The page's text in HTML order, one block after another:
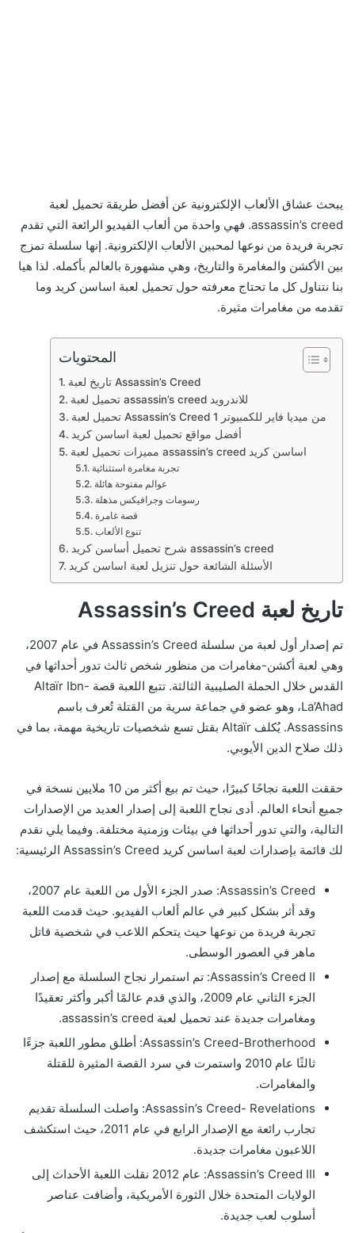
يبحث عشاق الألعاب الإلكترونية عن أفضل طريقة تحميل لعبة
assassin’s creed. فهي واحدة من ألعاب الفيديو الرائعة التي تقدم
تجربة فريدة من نوعها لمحبين الألعاب الإلكترونية. إنها سلسلة تمزج
بين الأكشن والمغامرة والتاريخ، وهي مشهورة بالعالم بأكمله. لذا هيا
بنا نتناول كل ما تحتاج معرفته حول تحميل لعبة اساسن كريد وما
تقدمه من مغامرات مثيرة.
المحتويات
تاريخ لعبة Assassin’s Creed
تحميل لعبة assassin’s creed للاندرويد
تحميل لعبة Assassin’s Creed 1 من ميديا فاير للكمبيوتر
أفضل مواقع تحميل لعبة اساسن كريد
مميزات تحميل لعبة assassin’s creed اساسن كريد
تجربة مغامرة استثنائية
عوالم مفتوحة هائلة
رسومات وجرافيكس مذهلة
قصة غامرة
تنوع الألعاب
شرح تحميل أساسن كريد assassin’s creed
الأسئلة الشائعة حول تنزيل لعبة اساسن كريد
تاريخ لعبة Assassin’s Creed
تم إصدار أول لعبة من سلسلة Assassin’s Creed في عام 2007،
وهي لعبة أكشن-مغامرات من منظور شخص ثالث تدور أحداثها في
القدس خلال الحملة الصليبية الثالثة. تتبع اللعبة قصة Altaïr Ibn-
La’Ahad، وهو عضو في جماعة سرية من القتلة تُعرف باسم
Assassins. يُكلف Altaïr بقتل تسع شخصيات تاريخية مهمة، بما في
ذلك صلاح الدين الأيوبي.
حققت اللعبة نجاحًا كبيرًا، حيث تم بيع أكثر من 10 ملايين نسخة في
جميع أنحاء العالم. أدى نجاح اللعبة إلى إصدار العديد من الإصدارات
التالية، والتي تدور أحداثها في بيئات وزمنية مختلفة. وفيما يلي نقدم
لك قائمة بإصدارات لعبة اساسن كريد Assassin’s Creed الرئيسية:
Assassin’s Creed: صدر الجزء الأول من اللعبة عام 2007،
وقد أثر بشكل كبير في عالم ألعاب الفيديو. حيث قدمت اللعبة
تجربة فريدة من نوعها حيث يتحكم اللاعب في شخصية قاتل
ماهر في العصور الوسطى.
Assassin’s Creed II: تم استمرار نجاح السلسلة مع إصدار
الجزء الثاني عام 2009، والذي قدم عالمًا أكبر وأكثر تعقيدًا
ومغامرات جديدة عند تحميل لعبة assassin’s creed.
Assassin’s Creed-Brotherhood: أطلق مطور اللعبة جزءًا
ثالثًا عام 2010 واستمرت في سرد القصة المثيرة للقتلة
والمغامرات.
Assassin’s Creed- Revelations: واصلت السلسلة تقديم
تجارب رائعة مع الإصدار الرابع في عام 2011، حيث استكشف
اللاعبون مغامرات جديدة.
Assassin’s Creed III: عام 2012 نقلت اللعبة الأحداث إلى
الولايات المتحدة خلال الثورة الأمريكية، وأضافت عناصر
أسلوب لعب جديدة.